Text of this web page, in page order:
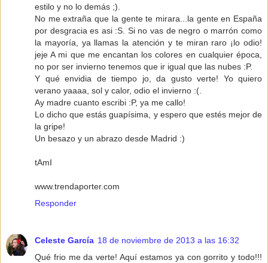
estilo y no lo demás ;).
No me extraña que la gente te mirara...la gente en España
por desgracia es asi :S. Si no vas de negro o marrón como
la mayoría, ya llamas la atención y te miran raro ¡lo odio!
jeje A mi que me encantan los colores en cualquier época,
no por ser invierno tenemos que ir igual que las nubes :P.
Y qué envidia de tiempo jo, da gusto verte! Yo quiero
verano yaaaa, sol y calor, odio el invierno :(.
Ay madre cuanto escribi :P, ya me callo!
Lo dicho que estás guapísima, y espero que estés mejor de
la gripe!
Un besazo y un abrazo desde Madrid :)
tAmI
www.trendaporter.com
Responder
Celeste García 18 de noviembre de 2013 a las 16:32
Qué frio me da verte! Aquí estamos ya con gorrito y todo!!!